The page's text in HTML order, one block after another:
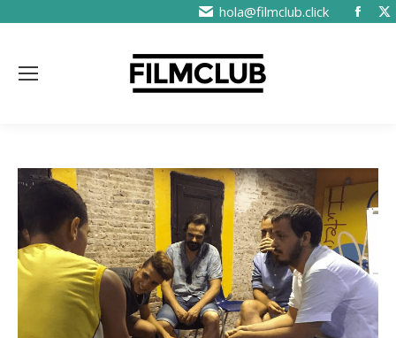
hola@filmclub.click